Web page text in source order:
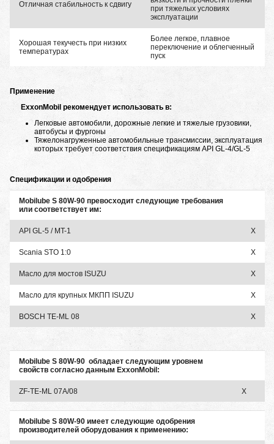
Отличная стабильность к сдвигу
при тяжелых условиях
эксплуатации
Хорошая текучесть при низких
температурах
Более легкое, плавное
переключение и облегченный
пуск
Применение
ExxonMobil рекомендует использовать в:
Легковые автомобили, дорожные легкие и тяжелые грузовики,
автобусы и фургоны
Тяжелонагруженные автомобильные трансмиссии, эксплуатация
которых требует соответствия спецификациям API GL-4/GL-5
Спецификации и одобрения
Mobilube S 80W-90 превосходит следующие требования
или соответствует им:
API GL-5 / MT-1 X
Scania STO 1:0 X
Масло для мостов ISUZU X
Масло для крупных МКПП ISUZU X
BOSCH TE-ML 08 X
Mobilube S 80W-90 обладает следующим уровнем
свойств согласно данным ExxonMobil:
ZF-TE-ML 07A/08 X
Mobilube S 80W-90 имеет следующие одобрения
производителей оборудования к применению: